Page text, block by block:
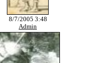
8/7/2005 3:48
Admin